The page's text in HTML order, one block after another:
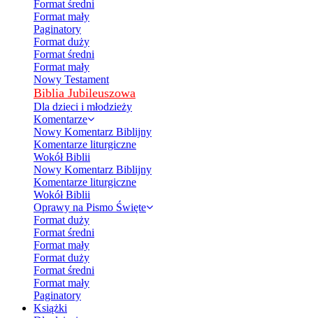
Format średni
Format mały
Paginatory
Format duży
Format średni
Format mały
Nowy Testament
Biblia Jubileuszowa
Dla dzieci i młodzieży
Komentarze
Nowy Komentarz Biblijny
Komentarze liturgiczne
Wokół Biblii
Nowy Komentarz Biblijny
Komentarze liturgiczne
Wokół Biblii
Oprawy na Pismo Święte
Format duży
Format średni
Format mały
Format duży
Format średni
Format mały
Paginatory
Książki